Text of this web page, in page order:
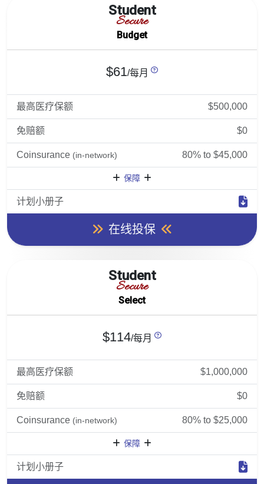
Student
Secure
Budget
$61/每月
最高医疗保额 $500,000
免赔额 $0
Coinsurance (in-network) 80% to $45,000
保障
计划小册子
在线投保
Student
Secure
Select
$114/每月
最高医疗保额 $1,000,000
免赔额 $0
Coinsurance (in-network) 80% to $25,000
保障
计划小册子